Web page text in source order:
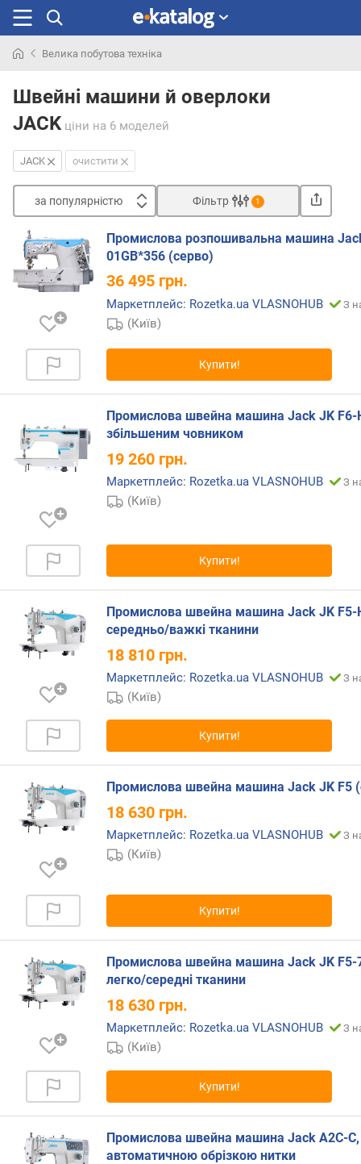
раніше
Велика побутова техніка
Швейні машини й оверлоки
JACK ціни на 6 моделей
JACK очистити
за популярністю
з
а
п
п
л
р
с
ю
і
ш
в
и
х
о
о
о
и
х
д
д
р
о
г
и
х
д
д
ш
х
Фільтр 1
Промислова розпошивальна машина
01GB*356 (серво)
36 495 грн.
Маркетплейс: Rozetka.ua VLASNOHUB З
(Київ)
Купити!
Промислова швейна машина Jack JK F6-
збільшеним човником
19 260 грн.
Маркетплейс: Rozetka.ua VLASNOHUB З
(Київ)
Купити!
Промислова швейна машина Jack JK F5-
середньо/важкі тканини
18 810 грн.
Маркетплейс: Rozetka.ua VLASNOHUB З
(Київ)
Купити!
Промислова швейна машина Jack JK F5
18 630 грн.
Маркетплейс: Rozetka.ua VLASNOHUB З
(Київ)
Купити!
Промислова швейна машина Jack JK F5-
легко/середні тканини
18 630 грн.
Маркетплейс: Rozetka.ua VLASNOHUB З
(Київ)
Купити!
Промислова швейна машина Jack A2C-C,
автоматичною обрізкою нитки